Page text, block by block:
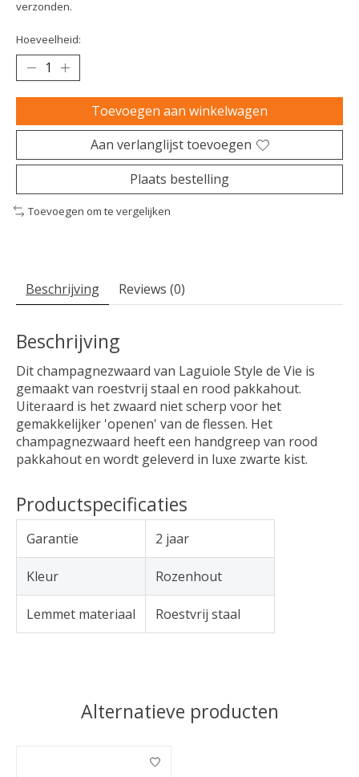
verzonden.
Hoeveelheid:
Toevoegen aan winkelwagen
Aan verlanglijst toevoegen
Plaats bestelling
Toevoegen om te vergelijken
Beschrijving Reviews (0)
Beschrijving
Dit champagnezwaard van Laguiole Style de Vie is
gemaakt van roestvrij staal en rood pakkahout.
Uiteraard is het zwaard niet scherp voor het
gemakkelijker 'openen' van de flessen. Het
champagnezwaard heeft een handgreep van rood
pakkahout en wordt geleverd in luxe zwarte kist.
Productspecificaties
Garantie 2 jaar
Kleur Rozenhout
Lemmet materiaal Roestvrij staal
Alternatieve producten
Items van productcarrousel